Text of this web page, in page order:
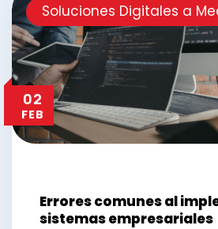
02
FEB
Soluciones Digitales a
Errores comunes al
sistemas empresariales